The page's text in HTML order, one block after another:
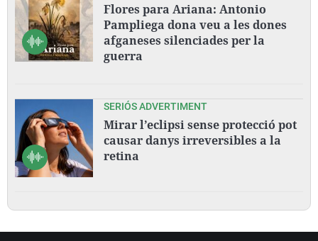
Flores para Ariana: Antonio
Pampliega dona veu a les dones
afganeses silenciades per la
guerra
SERIÓS ADVERTIMENT
Mirar l’eclipsi sense protecció pot
causar danys irreversibles a la
retina